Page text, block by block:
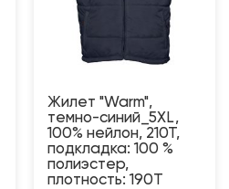
Жилет "Warm",
темно-синий_5XL,
100% нейлон, 210Т,
подкладка: 100 %
полиэстер,
плотность: 190T